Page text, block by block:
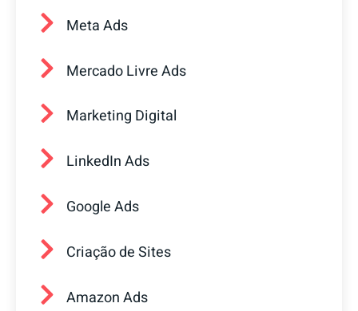
Meta Ads
Mercado Livre Ads
Marketing Digital
LinkedIn Ads
Google Ads
Criação de Sites
Amazon Ads